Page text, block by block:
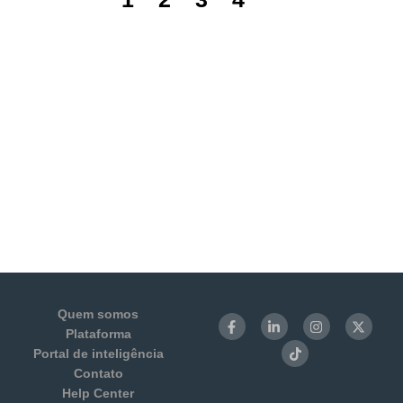
Quem somos
Plataforma
Portal de inteligência
Contato
Help Center